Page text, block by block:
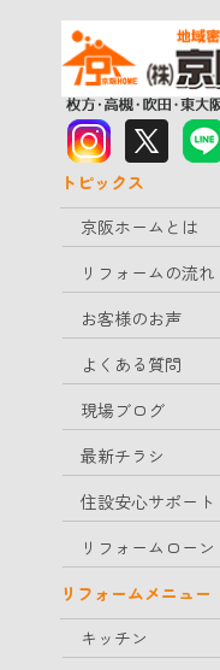
トピックス
京阪ホームとは
リフォームの流れ
お客様のお声
よくある質問
現場ブログ
最新チラシ
住設安心サポート
リフォームローン
リフォームメニュー
キッチン